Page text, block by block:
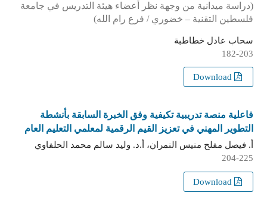
(دراسة ميدانية من وجهة نظر أعضاء هيئة التدريس في جامعة
فلسطين التقنية – خضوري / فرع رام الله)
سحاب عادل خطاطبة
182-203
Download
فاعلية منصة تدريبية تكيفية وفق الخبرة السابقة بأنشطة
التطوير المهني في تعزيز القيم الرقمية لمعلمي التعليم العام
أ. فيصل مفلح منيس النمران، أ.د. وليد سالم محمد الحلفاوي
204-225